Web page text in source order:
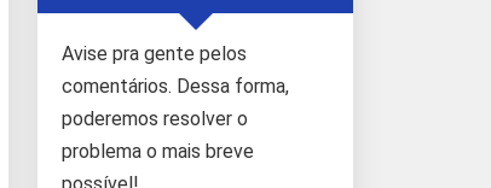
Avise pra gente pelos
comentários. Dessa forma,
poderemos resolver o
problema o mais breve